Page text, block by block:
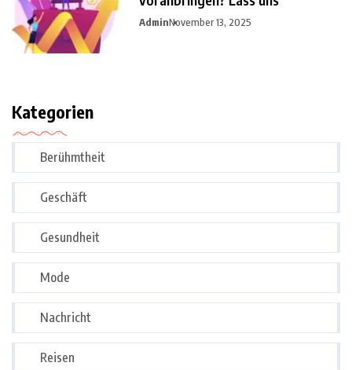
AdminNovember 13, 2025
Kategorien
Berühmtheit
Geschäft
Gesundheit
Mode
Nachricht
Reisen